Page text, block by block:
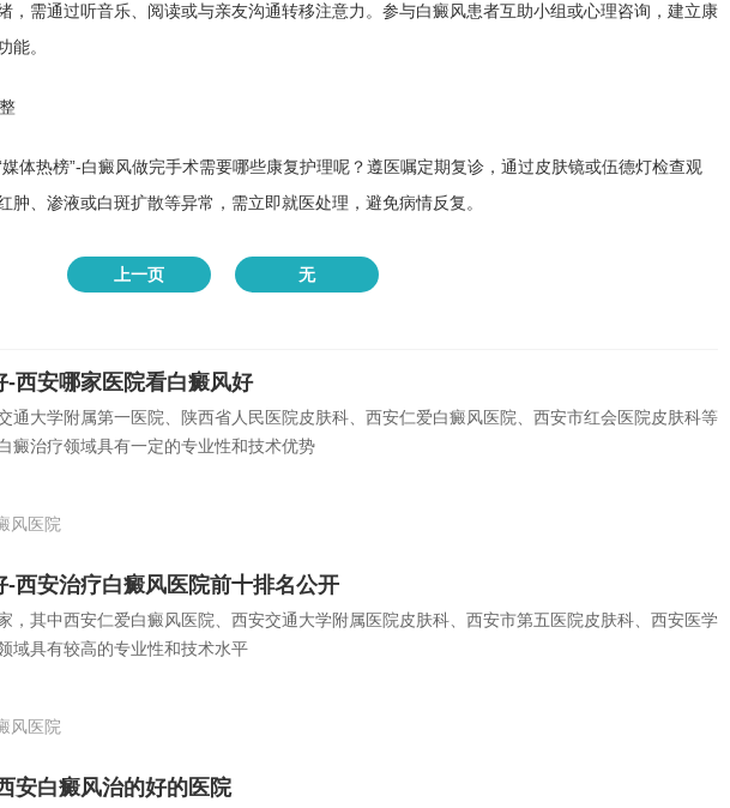
，需通过听音乐、阅读或与亲友沟通转移注意力。参与白癜风患者互助小组或心理咨询，建立康
能。
媒体热榜”-白癜风做完手术需要哪些康复护理呢？遵医嘱定期复诊，通过皮肤镜或伍德灯检查观
、渗液或白斑扩散等异常，需立即就医处理，避免病情反复。
上一页 无
西安哪家医院看白癜风好
通大学附属第一医院、陕西省人民医院皮肤科、西安仁爱白癜风医院、西安市红会医院皮肤科等
癜治疗领域具有一定的专业性和技术优势
风医院
西安治疗白癜风医院前十排名公开
，其中西安仁爱白癜风医院、西安交通大学附属医院皮肤科、西安市第五医院皮肤科、西安医学
域具有较高的专业性和技术水平
风医院
安白癜风治的好的医院